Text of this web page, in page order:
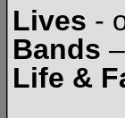
Lives -
Bands
Life &